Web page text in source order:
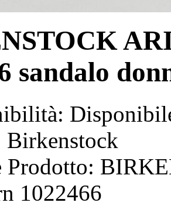
sandalo
Birkenstock
Prodotto:
1022466